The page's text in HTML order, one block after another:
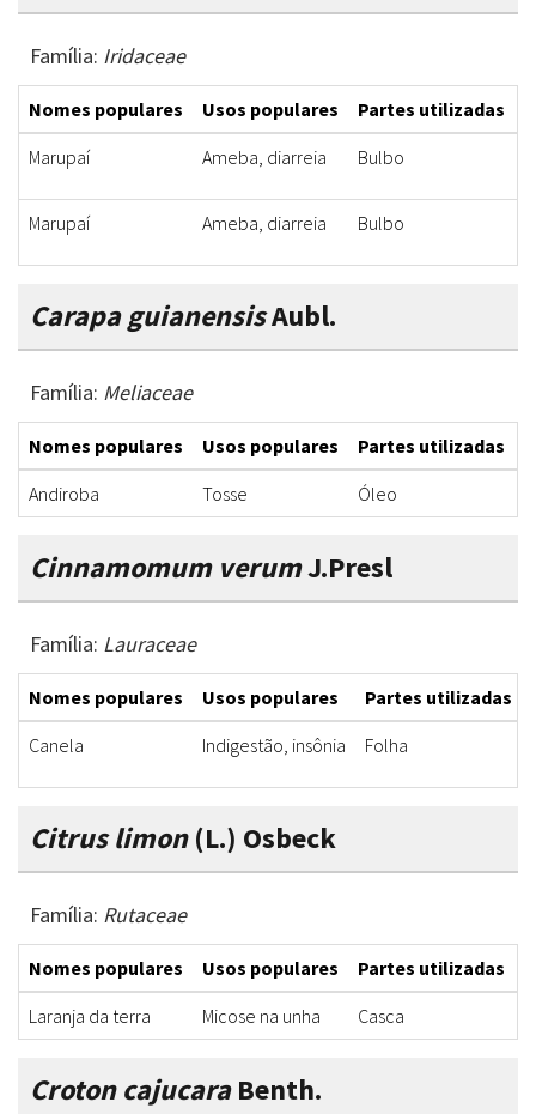
Família: Iridaceae
Nomes populares Usos populares Partes utilizadas
Marupaí
Ameba, diarreia Bulbo
Marupaí Ameba, diarreia Bulbo
Carapa guianensisAubl.
Família: Meliaceae
Nomes populares Usos populares Partes utilizadas
Andiroba
Tosse Óleo
Cinnamomum verumJ.Presl
Família: Lauraceae
Nomes populares Usos populares Partes utilizadas
Canela
Indigestão, insônia Folha
Citrus limon(L.) Osbeck
Família: Rutaceae
Nomes populares Usos populares Partes utilizadas
Laranja da terra
Micose na unha Casca
Croton cajucaraBenth.